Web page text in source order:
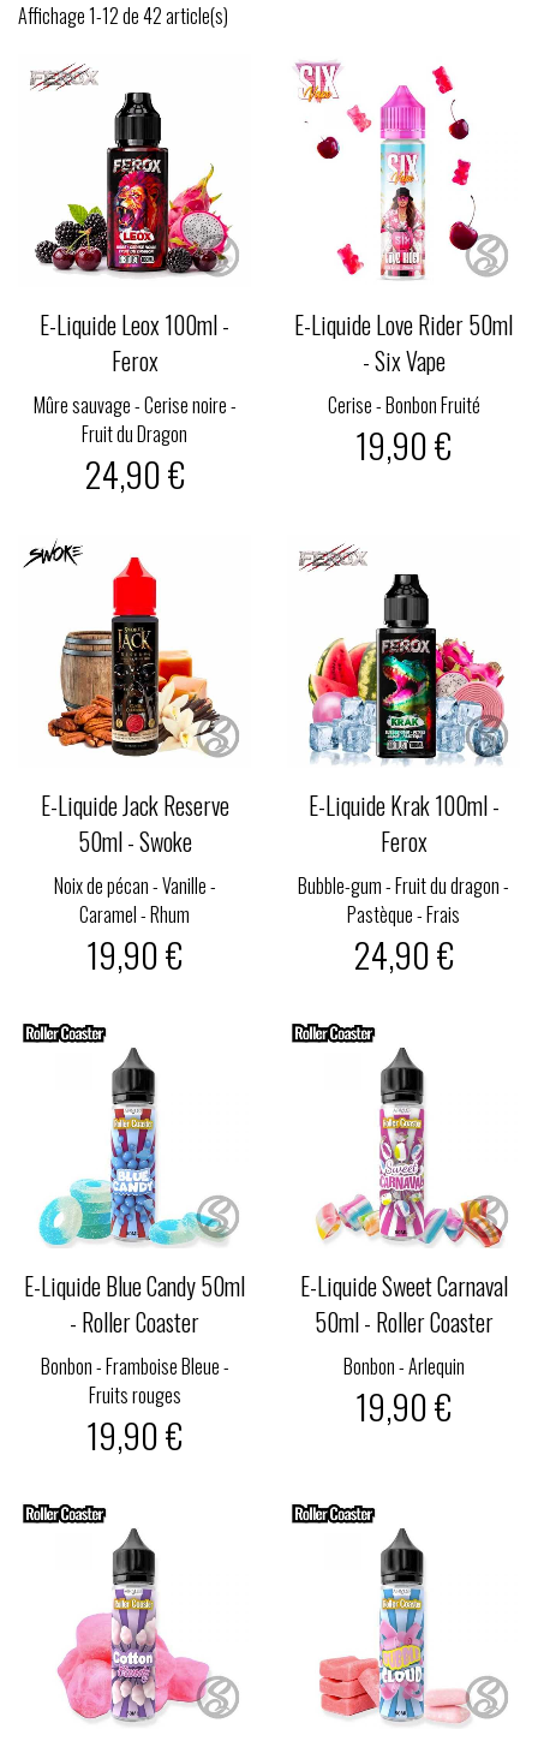
Affichage 1-12 de 42 article(s)
E-Liquide Leox 100ml -
Ferox
Mûre sauvage - Cerise noire -
Fruit du Dragon
24,90 €
E-Liquide Love Rider 50ml
- Six Vape
Cerise - Bonbon Fruité
19,90 €
E-Liquide Jack Reserve
50ml - Swoke
Noix de pécan - Vanille -
Caramel - Rhum
19,90 €
E-Liquide Krak 100ml -
Ferox
Bubble-gum - Fruit du dragon -
Pastèque - Frais
24,90 €
E-Liquide Blue Candy 50ml
- Roller Coaster
Bonbon - Framboise Bleue -
Fruits rouges
19,90 €
E-Liquide Sweet Carnaval
50ml - Roller Coaster
Bonbon - Arlequin
19,90 €